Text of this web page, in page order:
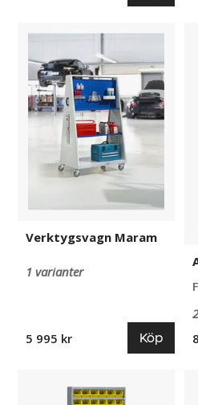
Verktygsvagn
Verktygsvagn Maram
1 varianter
5 995 kr Köp